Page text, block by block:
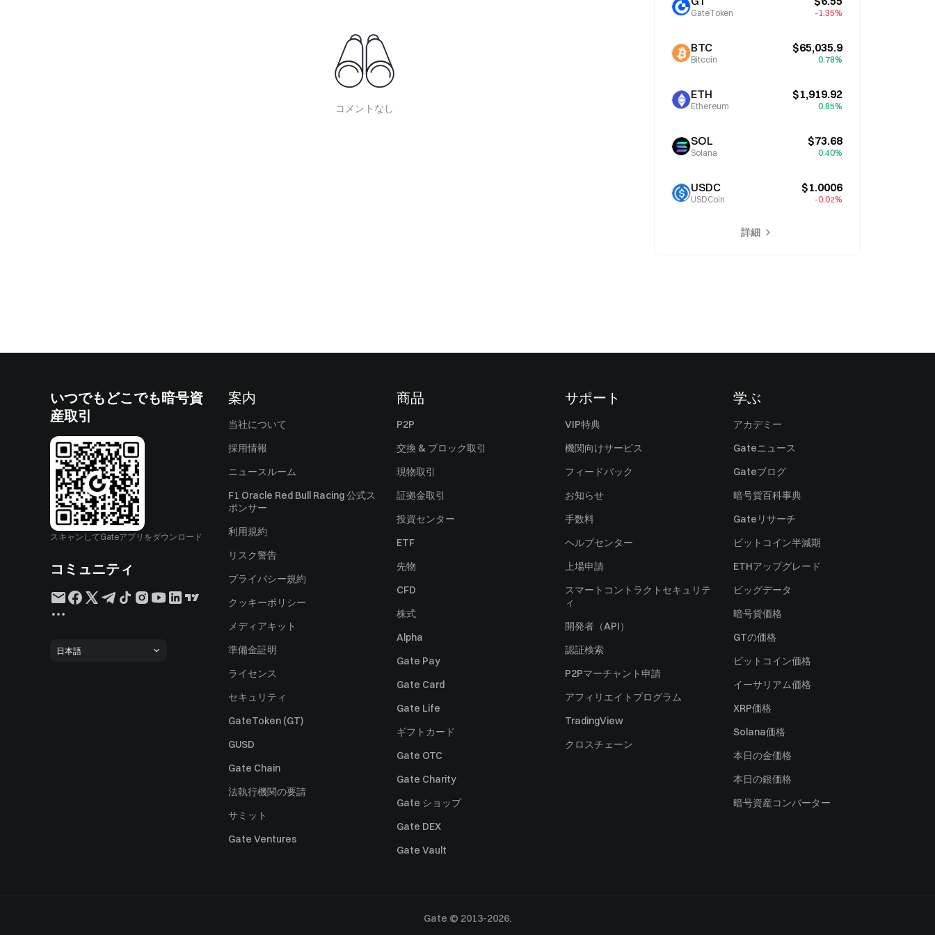
コメントなし
GateToken -1.35%
BTC
Bitcoin
$65,035.9
0.78%
ETH
Ethereum
$1,919.92
0.85%
SOL
Solana
$73.68
0.40%
USDC
USDCoin
$1.0006
-0.02%
詳細
いつでもどこでも暗号資
産取引
スキャンしてGateアプリをダウンロード
コミュニティ
日本語
案内
当社について
採用情報
ニュースルーム
F1 Oracle Red Bull Racing 公式ス
ポンサー
利用規約
リスク警告
プライバシー規約
クッキーポリシー
メディアキット
準備金証明
ライセンス
セキュリティ
GateToken (GT)
GUSD
Gate Chain
法執行機関の要請
サミット
Gate Ventures
商品
P2P
交換 & ブロック取引
現物取引
証拠金取引
投資センター
ETF
先物
CFD
株式
Alpha
Gate Pay
Gate Card
Gate Life
ギフトカード
Gate OTC
Gate Charity
Gate ショップ
Gate DEX
Gate Vault
サポート
VIP特典
機関向けサービス
フィードバック
お知らせ
手数料
ヘルプセンター
上場申請
スマートコントラクトセキュリテ
ィ
開発者（API）
認証検索
P2Pマーチャント申請
アフィリエイトプログラム
TradingView
クロスチェーン
学ぶ
アカデミー
Gateニュース
Gateブログ
暗号貨百科事典
Gateリサーチ
ビットコイン半減期
ETHアップグレード
ビッグデータ
暗号貨価格
GTの価格
ビットコイン価格
イーサリアム価格
XRP価格
Solana価格
本日の金価格
本日の銀価格
暗号資産コンバーター
Gate © 2013-2026.